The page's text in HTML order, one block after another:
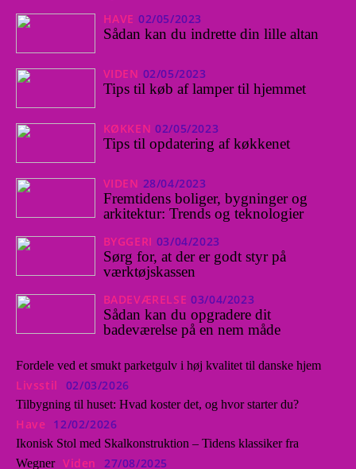
HAVE 02/05/2023
Sådan kan du indrette din lille altan
VIDEN 02/05/2023
Tips til køb af lamper til hjemmet
KØKKEN 02/05/2023
Tips til opdatering af køkkenet
VIDEN 28/04/2023
Fremtidens boliger, bygninger og
arkitektur: Trends og teknologier
BYGGERI 03/04/2023
Sørg for, at der er godt styr på
værktøjskassen
BADEVÆRELSE 03/04/2023
Sådan kan du opgradere dit
badeværelse på en nem måde
Fordele ved et smukt parketgulv i høj kvalitet til danske hjem
Livsstil 02/03/2026
Tilbygning til huset: Hvad koster det, og hvor starter du?
Have 12/02/2026
Ikonisk Stol med Skalkonstruktion – Tidens klassiker fra
Wegner Viden 27/08/2025